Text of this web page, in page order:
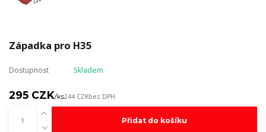
Západka pro H35
Dostupnost Skladem
295 CZK/ks244 CZKbez DPH
Přidat do košíku